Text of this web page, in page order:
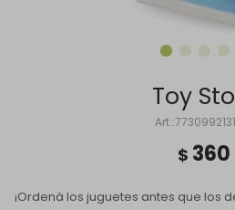
Toy
$ 360
¡Ordená los juguetes antes que los